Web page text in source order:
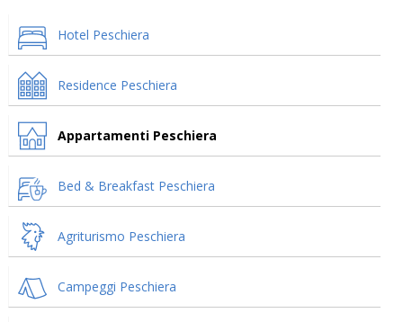
Hotel Peschiera
Residence Peschiera
Appartamenti Peschiera
Bed & Breakfast Peschiera
Agriturismo Peschiera
Campeggi Peschiera